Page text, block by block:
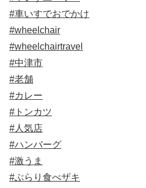
#車いすでおでかけ
#wheelchair
#wheelchairtravel
#中津市
#老舗
#カレー
#トンカツ
#人気店
#ハンバーグ
#激うま
#ぶらり食べザキ